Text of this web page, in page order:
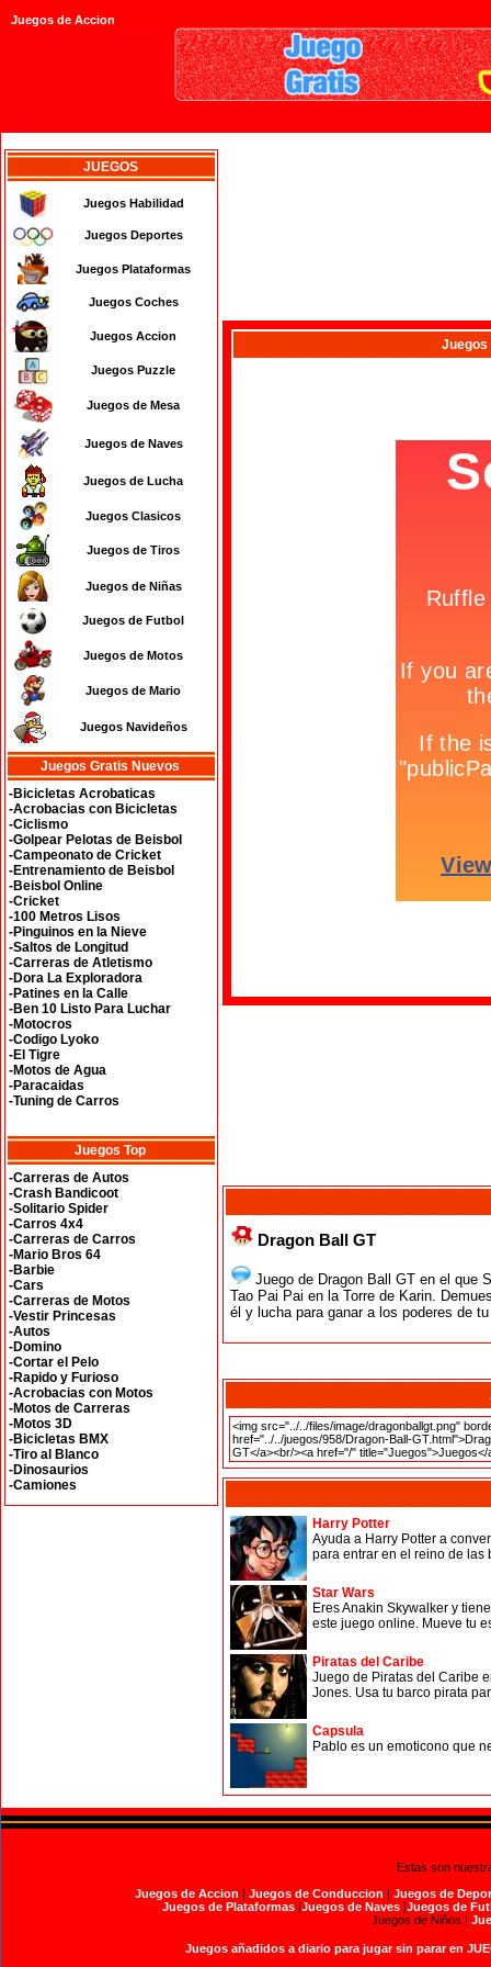
Juegos de Accion
JUEGOS
Juegos Habilidad
Juegos Deportes
Juegos Plataformas
Juegos Coches
Juegos Accion
Juegos Puzzle
Juegos de Mesa
Juegos de Naves
Juegos de Lucha
Juegos Clasicos
Juegos de Tiros
Juegos de Niñas
Juegos de Futbol
Juegos de Motos
Juegos de Mario
Juegos Navideños
Juegos Gratis Nuevos
-Bicicletas Acrobaticas
-Acrobacias con Bicicletas
-Ciclismo
-Golpear Pelotas de Beisbol
-Campeonato de Cricket
-Entrenamiento de Beisbol
-Beisbol Online
-Cricket
-100 Metros Lisos
-Pinguinos en la Nieve
-Saltos de Longitud
-Carreras de Atletismo
-Dora La Exploradora
-Patines en la Calle
-Ben 10 Listo Para Luchar
-Motocros
-Codigo Lyoko
-El Tigre
-Motos de Agua
-Paracaidas
-Tuning de Carros
Juegos Top
-Carreras de Autos
-Crash Bandicoot
-Solitario Spider
-Carros 4x4
-Carreras de Carros
-Mario Bros 64
-Barbie
-Cars
-Carreras de Motos
-Vestir Princesas
-Autos
-Domino
-Cortar el Pelo
-Rapido y Furioso
-Acrobacias con Motos
-Motos de Carreras
-Motos 3D
-Bicicletas BMX
-Tiro al Blanco
-Dinosaurios
-Camiones
Juegos
Dragon Ball GT
Juego de Dragon Ball GT en el que
Tao Pai Pai en la Torre de Karin.
él y lucha para ganar a los poderes de
Harry Potter
Ayuda a Harry Potter a
para entrar en el reino de las
Star Wars
Eres Anakin Skywalker y
este juego online. Mueve tu
Piratas del Caribe
Juego de Piratas del Caribe
Jones. Usa tu barco pirata
Capsula
Pablo es un emoticono que
Estas son
Juegos de Accion | Juegos de Conduccion | Juegos de
Juegos de Plataformas|Juegos de Naves|Juegos de
Juegos de Niños |
Juegos añadidos a diario para jugar sin parar en